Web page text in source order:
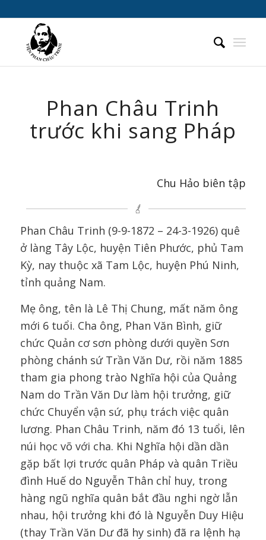
Phan Châu Trinh
trước khi sang Pháp
Chu Hảo biên tập
Phan Châu Trinh (9-9-1872 – 24-3-1926) quê
ở làng Tây Lộc, huyện Tiên Phước, phủ Tam
Kỳ, nay thuộc xã Tam Lộc, huyện Phú Ninh,
tỉnh quảng Nam.
Mẹ ông, tên là Lê Thị Chung, mất năm ông
mới 6 tuổi. Cha ông, Phan Văn Bình, giữ
chức Quản cơ sơn phòng dưới quyền Sơn
phòng chánh sứ Trần Văn Dư, rồi năm 1885
tham gia phong trào Nghĩa hội của Quảng
Nam do Trần Văn Dư làm hội trưởng, giữ
chức Chuyển vận sứ, phụ trách việc quân
lương. Phan Châu Trinh, năm đó 13 tuổi, lên
núi học võ với cha. Khi Nghĩa hội dần dần
gặp bất lợi trước quân Pháp và quân Triều
đình Huế do Nguyễn Thân chỉ huy, trong
hàng ngũ nghĩa quân bắt đầu nghi ngờ lẫn
nhau, hội trưởng khi đó là Nguyễn Duy Hiệu
(thay Trần Văn Dư đã hy sinh) đã ra lệnh hạ